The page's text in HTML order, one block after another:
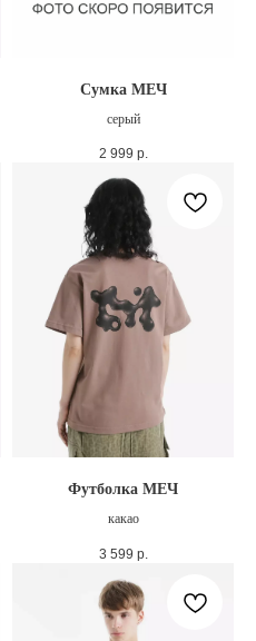
Сумка МЕЧ
серый
2 999 р.
Футболка МЕЧ
какао
3 599 р.